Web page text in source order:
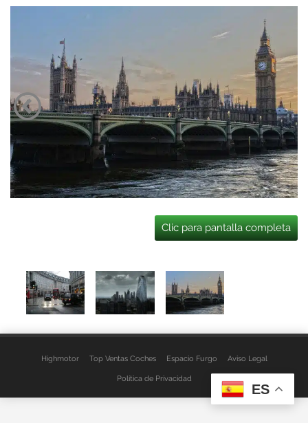
Clic para pantalla completa
Highmotor Top Ventas Coches Espacio Furgo Aviso Legal
Política de Privacidad
ES